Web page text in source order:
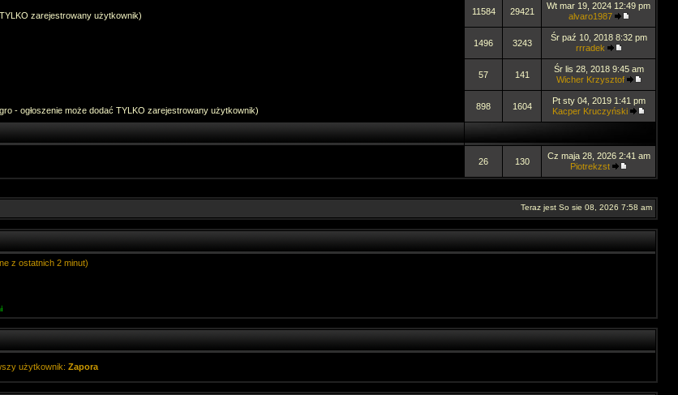
zarejestrowany użytkownik) 11584 29421
Wt mar 19, 2024 12:49 pm
alvaro1987
1496 3243
Śr paź 10, 2018 8:32 pm
rrradek
57 141
Śr lis 28, 2018 9:45 am
Wicher Krzysztof
- ogłoszenie może dodać TYLKO zarejestrowany użytkownik) 898 1604
Pt sty 04, 2019 1:41 pm
Kacper Kruczyński
26 130
Cz maja 28, 2026 2:41 am
Piotrekzst
Teraz jest So sie 08, 2026 7:58 am
z ostatnich 2 minut)
użytkownik: Zapora